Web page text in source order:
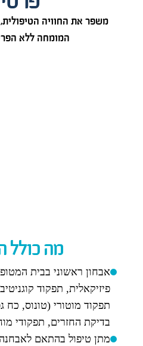
משפר את החוויה
המומחה ללא
מה כולל
אבחון ראשוני בבית
פיזיקאלית, תפקוד
תפקוד מוטורי (טונוס, כח
בדיקת החזרים, תפקודי
מתן טיפול בהתאם